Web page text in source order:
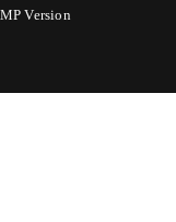
Version